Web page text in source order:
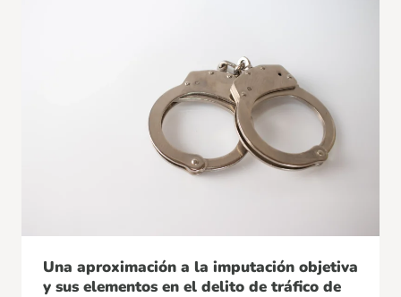
Una aproximación a la imputación objetiva
y sus elementos en el delito de tráfico de